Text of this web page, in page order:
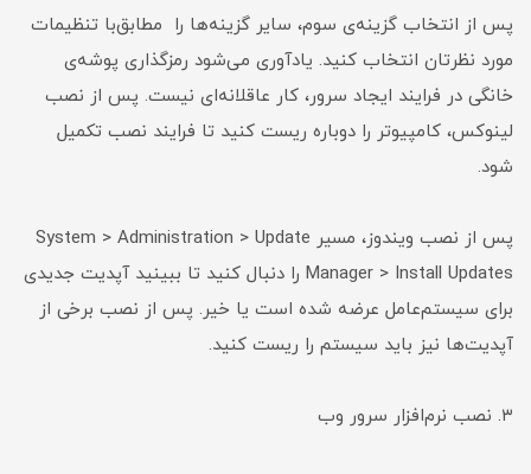
پس از انتخاب گزینه‌ی سوم، سایر گزینه‌ها را مطابق‌با تنظیمات
مورد نظرتان انتخاب کنید. یادآوری می‌شود رمزگذاری پوشه‌ی
خانگی در فرایند ایجاد سرور، کار عاقلانه‌ای نیست. پس از نصب
لینوکس، کامپیوتر را دوباره ریست کنید تا فرایند نصب تکمیل
شود.
پس از نصب ویندوز، مسیر System > Administration > Update
Manager > Install Updates را دنبال کنید تا ببینید آپدیت جدیدی
برای سیستم‌عامل عرضه شده است یا خیر. پس از نصب برخی از
آپدیت‌ها نیز باید سیستم را ریست کنید.
۳. نصب نرم‌‌افزار سرور وب